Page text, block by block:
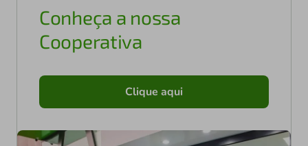
Conheça a nossa
Cooperativa
Clique aqui